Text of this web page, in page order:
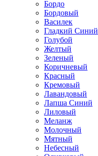
Бордо
Бордовый
Василек
Гладкий Синий
Голубой
Желтый
Зеленый
Коричневый
Красный
Кремовый
Лавандовый
Лапша Синий
Лиловый
Меланж
Молочный
Мятный
Небесный